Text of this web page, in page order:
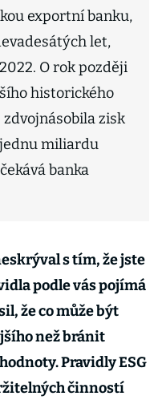
exportní banku,
let,
O rok později
historického
zisk
miliardu
banka
s tím, že jste
podle vás pojímá
že co může být
než bránit
Pravidly ESG
činností